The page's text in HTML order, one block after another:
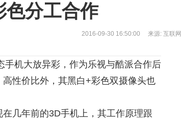
分工合作
2016-09-30 16:50:00 来源: 互联网
机大放异彩，作为乐视与酷派合作后
性价比外，其黑白+彩色双摄像头也
几年前的3D手机上，其工作原理跟